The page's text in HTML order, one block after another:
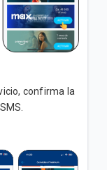
confirma la